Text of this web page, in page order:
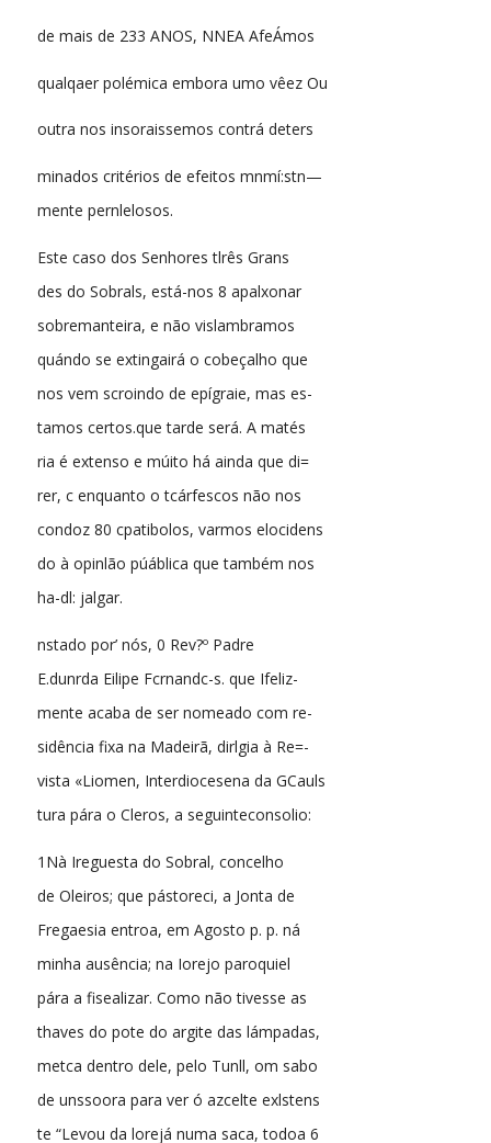
de mais de 233 ANOS, NNEA AfeÁmos
qualqaer polémica embora umo vêez Ou
outra nos insoraissemos contrá deters
minados critérios de efeitos mnmí:stn—
mente pernlelosos.
Este caso dos Senhores tlrês Grans
des do Sobrals, está-nos 8 apalxonar
sobremanteira, e não vislambramos
quándo se extingairá o cobeçalho que
nos vem scroindo de epígraie, mas es-
tamos certos.que tarde será. A matés
ria é extenso e múito há ainda que di=
rer, c enquanto o tcárfescos não nos
condoz 80 cpatibolos, varmos elocidens
do à opinlão púáblica que também nos
ha-dl: jalgar.
nstado por’ nós, 0 Rev?º Padre
E.dunrda Eilipe Fcrnandc-s. que Ifeliz-
mente acaba de ser nomeado com re-
sidência fixa na Madeirã, dirlgia à Re=-
vista «Liomen, Interdiocesena da GCauls
tura pára o Cleros, a seguinteconsolio:
1Nà Ireguesta do Sobral, concelho
de Oleiros; que pástoreci, a Jonta de
Fregaesia entroa, em Agosto p. p. ná
minha ausência; na Iorejo paroquiel
pára a fisealizar. Como não tivesse as
thaves do pote do argite das lámpadas,
metca dentro dele, pelo Tunll, om sabo
de unssoora para ver ó azcelte exlstens
te “Levou da lorejá numa saca, todoa 6